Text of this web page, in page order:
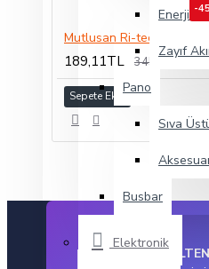
Enerji
Zayıf
Pano
Sıva
Busbar
Elektronik
-
189,11TL 345,00TL
Sepete Ekle
HABER